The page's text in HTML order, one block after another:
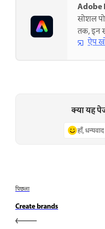
Adobe
सोशल
तक, इन
ऐप
क्या यह
हाँ, धन्यवाद
पिछला
Create brands